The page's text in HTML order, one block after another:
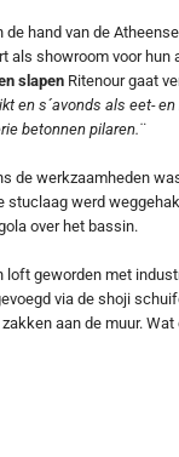
hand van de
als showroom voor
slapen Ritenour gaat
en s´avonds als eet-
betonnen pilaren.¨
de werkzaamheden
werd
over het bassin.
loft geworden met
via de shoji
aan de muur.